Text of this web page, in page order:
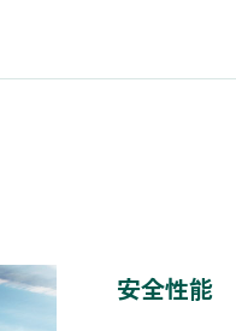
安全性能